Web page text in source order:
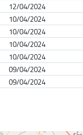
12/04/2024
10/04/2024
10/04/2024
10/04/2024
10/04/2024
09/04/2024
09/04/2024